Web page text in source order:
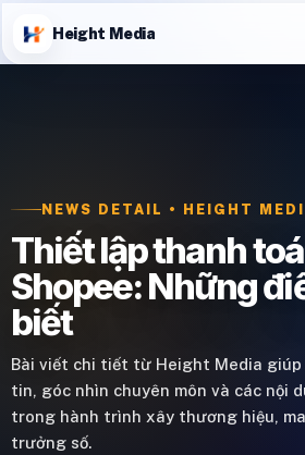
Height Media
NEWS DETAIL • HEIGHT
Thiết lập thanh
Shopee: Những
biết
Bài viết chi tiết từ Height Media
tin, góc nhìn chuyên môn và các nội
trong hành trình xây thương hiệu,
trưởng số.